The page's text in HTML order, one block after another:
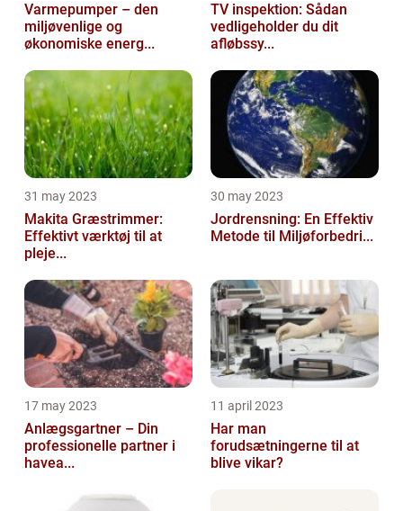
Varmepumper – den
miljøvenlige og
økonomiske energ...
TV inspektion: Sådan
vedligeholder du dit
afløbssy...
31 may 2023
Makita Græstrimmer:
Effektivt værktøj til at
pleje...
30 may 2023
Jordrensning: En Effektiv
Metode til Miljøforbedri...
17 may 2023
Anlægsgartner – Din
professionelle partner i
havea...
11 april 2023
Har man
forudsætningerne til at
blive vikar?